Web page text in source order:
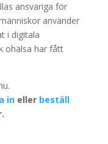
ansvariga för
använder
i digitala
ohälsa har fått
ineller beställ